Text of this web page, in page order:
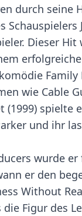
durch seine
Dieser
wie Cable
(1999)
und ihr
wurde
er den
Without
Figur des